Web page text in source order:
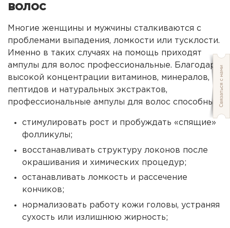
волос
Многие женщины и мужчины сталкиваются с
проблемами выпадения, ломкости или тусклости.
Именно в таких случаях на помощь приходят
ампулы для волос профессиональные. Благодаря
высокой концентрации витаминов, минералов,
пептидов и натуральных экстрактов,
профессиональные ампулы для волос способны:
стимулировать рост и пробуждать «спящие»
фолликулы;
восстанавливать структуру локонов после
окрашивания и химических процедур;
останавливать ломкость и рассечение
кончиков;
нормализовать работу кожи головы, устраняя
сухость или излишнюю жирность;